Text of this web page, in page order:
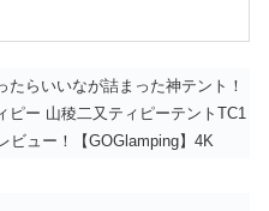
たらいいなが詰まった神テント！
ピー 山稜二又ティピーテントTC1
ビュー！【GOGlamping】4K